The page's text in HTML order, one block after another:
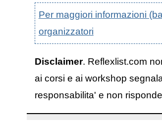
Per maggiori informazioni
organizzatori
Disclaimer. Reflexlist.com
ai corsi e ai workshop
responsabilita' e non